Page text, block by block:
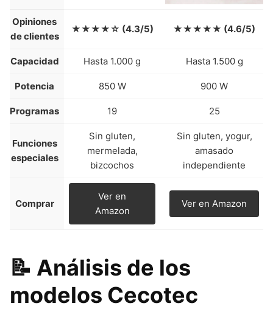
Opiniones
de clientes
★★★★☆ (4.3/5) ★★★★★ (4.6/5)
Capacidad Hasta 1.000 g Hasta 1.500 g
Potencia 850 W 900 W
Programas 19 25
Funciones
especiales
Sin gluten,
mermelada,
bizcochos
Sin gluten, yogur,
amasado
independiente
Comprar
Ver en
Amazon
Ver en Amazon
📝 Análisis de los
modelos Cecotec